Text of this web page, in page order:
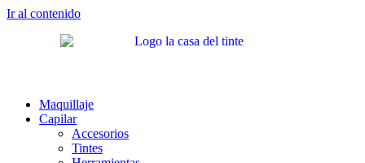
Ir al contenido
Maquillaje
Capilar
Accesorios
Tintes